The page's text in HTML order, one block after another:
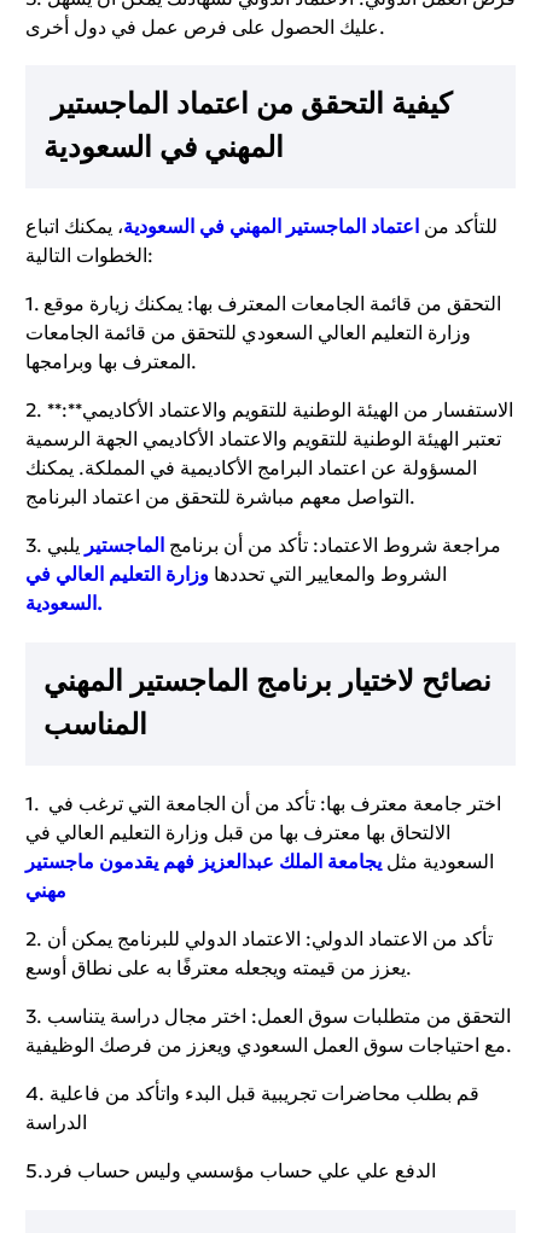
عليك الحصول على فرص عمل في دول أخرى.
المهني في السعودية
للتأكد من اعتماد الماجستير المهني في السعودية، يمكنك اتباع
الخطوات التالية:
1. التحقق من قائمة الجامعات المعترف بها: يمكنك زيارة موقع
وزارة التعليم العالي السعودي للتحقق من قائمة الجامعات
المعترف بها وبرامجها.
2. **الاستفسار من الهيئة الوطنية للتقويم والاعتماد الأكاديمي**:
تعتبر الهيئة الوطنية للتقويم والاعتماد الأكاديمي الجهة الرسمية
المسؤولة عن اعتماد البرامج الأكاديمية في المملكة. يمكنك
التواصل معهم مباشرة للتحقق من اعتماد البرنامج.
3. مراجعة شروط الاعتماد: تأكد من أن برنامج الماجستير يلبي
الشروط والمعايير التي تحددها وزارة التعليم العالي في
السعودية.
نصائح لاختيار برنامج الماجستير المهني
المناسب
1. اختر جامعة معترف بها: تأكد من أن الجامعة التي ترغب في
الالتحاق بها معترف بها من قبل وزارة التعليم العالي في
السعودية مثل يجامعة الملك عبدالعزيز فهم يقدمون ماجستير
مهني
2. تأكد من الاعتماد الدولي: الاعتماد الدولي للبرنامج يمكن أن
يعزز من قيمته ويجعله معترفًا به على نطاق أوسع.
3. التحقق من متطلبات سوق العمل: اختر مجال دراسة يتناسب
مع احتياجات سوق العمل السعودي ويعزز من فرصك الوظيفية.
4. قم بطلب محاضرات تجريبية قبل البدء واتأكد من فاعلية
الدراسة
5.الدفع علي علي حساب مؤسسي وليس حساب فرد